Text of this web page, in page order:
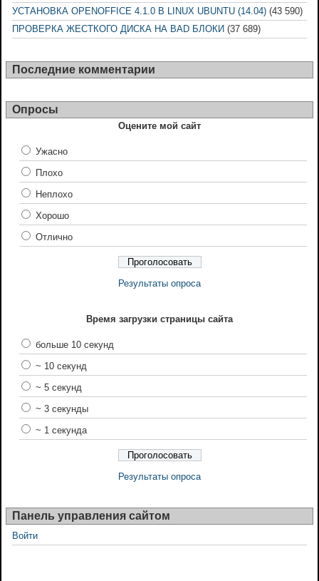
УСТАНОВКА OPENOFFICE 4.1.0 В LINUX UBUNTU (14.04) (43 590)
ПРОВЕРКА ЖЕСТКОГО ДИСКА НА BAD БЛОКИ (37 689)
Последние комментарии
Опросы
Оцените мой сайт
Ужасно
Плохо
Неплохо
Хорошо
Отлично
Результаты опроса
Время загрузки страницы сайта
больше 10 секунд
~ 10 секунд
~ 5 секунд
~ 3 секунды
~ 1 секунда
Результаты опроса
Панель управления сайтом
Войти